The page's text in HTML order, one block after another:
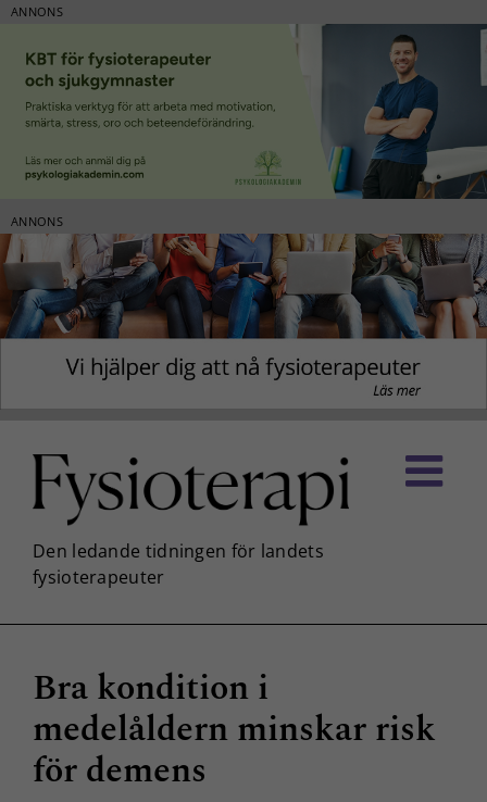
ANNONS
ANNONS
innehållet
Bra kondition i
medelåldern minskar risk
för demens